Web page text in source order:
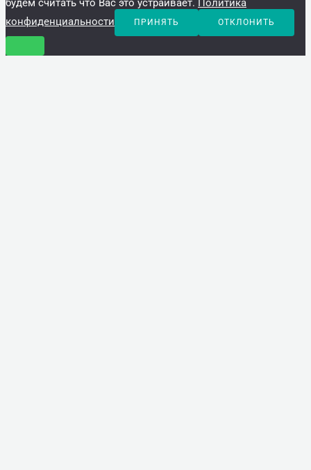
будем считать что Вас это устраивает.
Политика
конфиденциальности
ПРИНЯТЬ ОТКЛОНИТЬ